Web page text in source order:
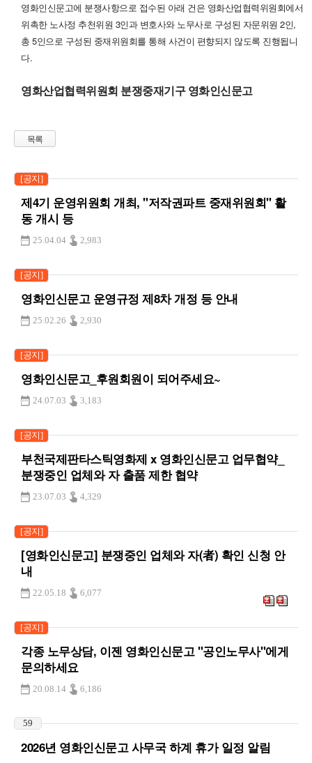
영화인신문고에 분쟁사항으로 접수된 아래 건은 영화산업협력위원회에서
위촉한 노사정 추천위원 3인과 변호사와 노무사로 구성된 자문위원 2인,
총 5인으로 구성된 중재위원회를 통해 사건이 편향되지 않도록 진행됩니
다.
영화산업협력위원회 분쟁중재기구 영화인신문고
목록
[공지]
제4기 운영위원회 개최, "저작권파트 중재위원회" 활
동 개시 등
25.04.04 2,983
[공지]
영화인신문고 운영규정 제8차 개정 등 안내
25.02.26 2,930
[공지]
영화인신문고_후원회원이 되어주세요~
24.07.03 3,183
[공지]
부천국제판타스틱영화제 x 영화인신문고 업무협약_
분쟁중인 업체와 자 출품 제한 협약
23.07.03 4,329
[공지]
[영화인신문고] 분쟁중인 업체와 자(者) 확인 신청 안
내
22.05.18 6,077
[공지]
각종 노무상담, 이젠 영화인신문고 "공인노무사"에게
문의하세요
20.08.14 6,186
59
2026년 영화인신문고 사무국 하계 휴가 일정 알림